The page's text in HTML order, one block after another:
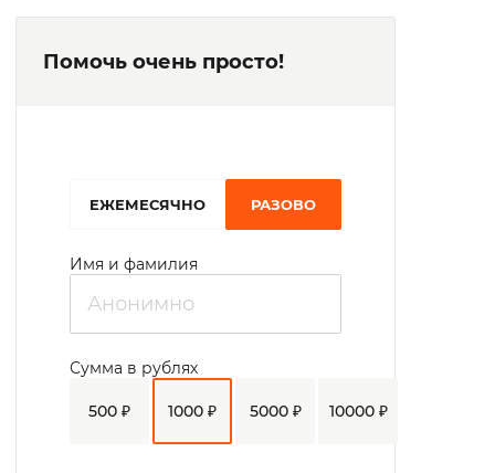
Помочь очень просто!
EЖЕМЕСЯЧНО РАЗОВО
Имя и фамилия
500 ₽ 1000 ₽ 5000 ₽ 10000 ₽
Сумма в рублях